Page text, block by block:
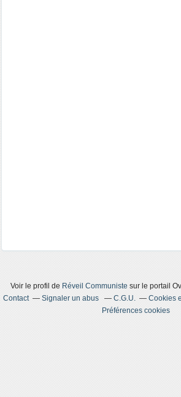
Voir le profil de Réveil Communiste sur le portail
Contact
Signaler un abus C.G.U.
Cookies
Préférences cookies